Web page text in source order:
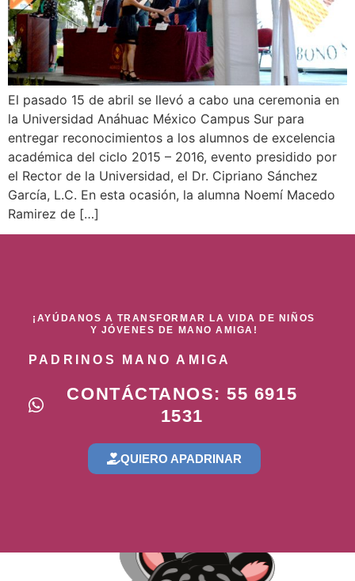
El pasado 15 de abril se llevó a cabo una ceremonia en
la Universidad Anáhuac México Campus Sur para
entregar reconocimientos a los alumnos de excelencia
académica del ciclo 2015 – 2016, evento presidido por
el Rector de la Universidad, el Dr. Cipriano Sánchez
García, L.C. En esta ocasión, la alumna Noemí Macedo
Ramirez de […]
¡AYÚDANOS A TRANSFORMAR LA VIDA DE NIÑOS
Y JÓVENES DE MANO AMIGA!
PADRINOS MANO AMIGA
CONTÁCTANOS: 55 6915
1531
QUIERO APADRINAR